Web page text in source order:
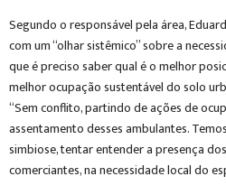
Segundo o responsável pela área,
com um “olhar sistêmico” sobre a
que é preciso saber qual é o melhor
melhor ocupação sustentável do solo
“Sem conflito, partindo de ações de
assentamento desses ambulantes.
simbiose, tentar entender a presença
comerciantes, na necessidade local do